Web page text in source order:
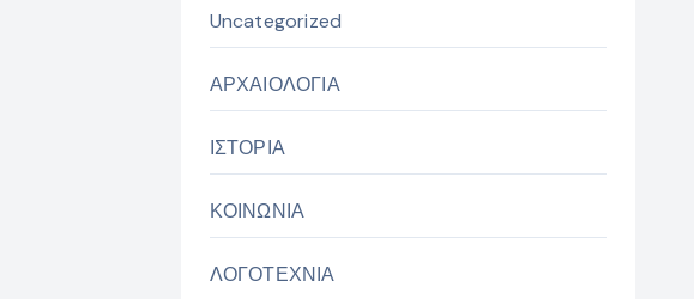
Uncategorized
ΑΡΧΑΙΟΛΟΓΙΑ
ΙΣΤΟΡΙΑ
ΚΟΙΝΩΝΙΑ
ΛΟΓΟΤΕΧΝΙΑ